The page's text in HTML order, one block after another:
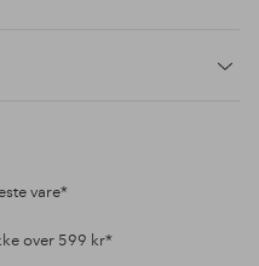
vare*
over 599 kr*